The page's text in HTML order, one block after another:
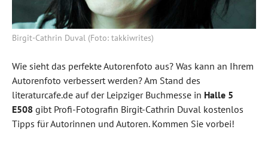
Birgit-Cathrin Duval (Foto: takkiwrites)
Wie sieht das perfekte Autorenfoto aus? Was kann an Ihrem
Autorenfoto verbessert werden? Am Stand des
literaturcafe.de auf der Leipziger Buchmesse in Halle 5
E508 gibt Profi-Fotografin Birgit-Cathrin Duval kostenlos
Tipps für Autorinnen und Autoren. Kommen Sie vorbei!